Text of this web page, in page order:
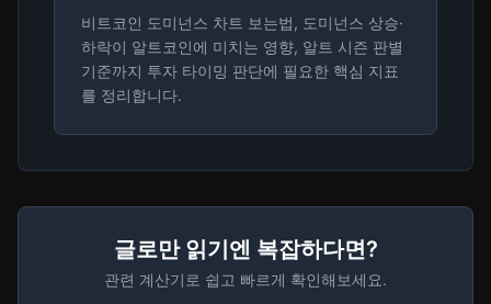
비트코인 도미넌스 차트 보는법, 도미넌스 상승·
하락이 알트코인에 미치는 영향, 알트 시즌 판별
기준까지 투자 타이밍 판단에 필요한 핵심 지표
를 정리합니다.
글로만 읽기엔 복잡하다면?
관련 계산기로 쉽고 빠르게 확인해보세요.